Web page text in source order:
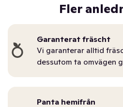
Fler
Garanterat fräscht
Vi garanterar alltid
dessutom ta omvägen
Panta hemifrån